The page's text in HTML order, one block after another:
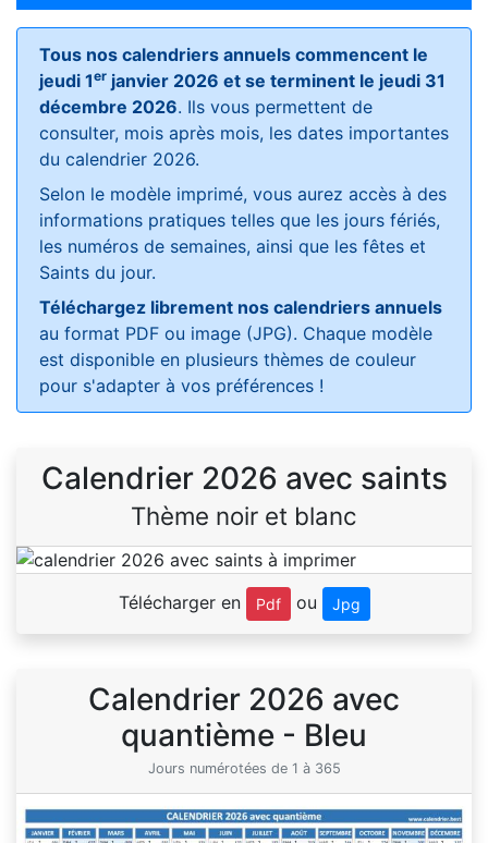
Tous nos calendriers annuels commencent le
jeudi 1er janvier 2026 et se terminent le jeudi 31
décembre 2026. Ils vous permettent de
consulter, mois après mois, les dates importantes
du calendrier 2026.
Selon le modèle imprimé, vous aurez accès à des
informations pratiques telles que les jours fériés,
les numéros de semaines, ainsi que les fêtes et
Saints du jour.
Téléchargez librement nos calendriers annuels
au format PDF ou image (JPG). Chaque modèle
est disponible en plusieurs thèmes de couleur
pour s'adapter à vos préférences !
Calendrier 2026 avec saints
Thème noir et blanc
Télécharger en Pdf ou Jpg
Calendrier 2026 avec
quantième - Bleu
Jours numérotées de 1 à 365